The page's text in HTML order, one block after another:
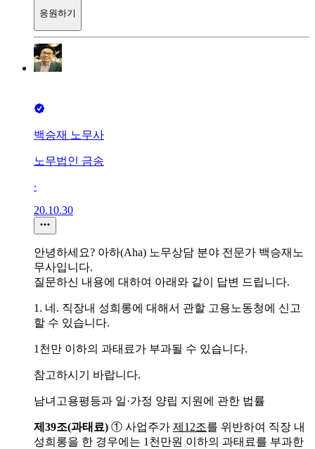
응원하기
백승재 노무사
노무법인 금송
∙
20.10.30
안녕하세요? 아하(Aha) 노무상담 분야 전문가 백승재노
무사입니다.
질문하신 내용에 대하여 아래와 같이 답변 드립니다.
1. 네. 직장내 성희롱에 대해서 관할 고용노동청에 신고
할 수 있습니다.
1천만 이하의 과태료가 부과될 수 있습니다.
참고하시기 바랍니다.
남녀고용평등과 일·가정 양립 지원에 관한 법률
제39조(과태료) ① 사업주가 제12조를 위반하여 직장 내
성희롱을 한 경우에는 1천만원 이하의 과태료를 부과한